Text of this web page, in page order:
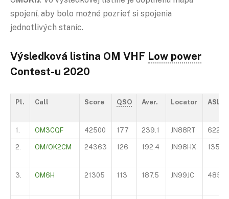
spojení, aby bolo možné pozrieť si spojenia
jednotlivých staníc.
Výsledková listina OM VHF Low power
Contest-u 2020
Pl. Call Score QSO Aver. Locator ASL
1. OM3CQF 42500 177 239.1 JN88RT 622
2. OM/OK2CM 24363 126 192.4 JN98HX 1352
3. OM6H 21305 113 187.5 JN99JC 4850